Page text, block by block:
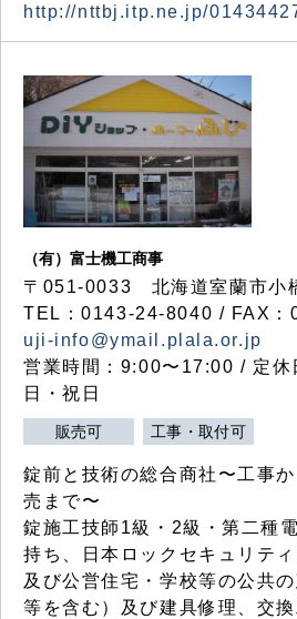
http://nttbj.itp.ne.jp/
（有）富士機工商事
〒051-0033 北海道室蘭市小
TEL：0143-24-8040 / FAX
uji-info@ymail.plala.or.jp
営業時間：9:00〜17:00 / 定休
日・祝日
販売可 工事・取付可
錠前と技術の総合商社〜工事
売まで〜
錠施工技師1級・2級・第二種
持ち、日本ロックセキュリテ
及び公営住宅・学校等の公共
等を含む）及び建具修理、交換